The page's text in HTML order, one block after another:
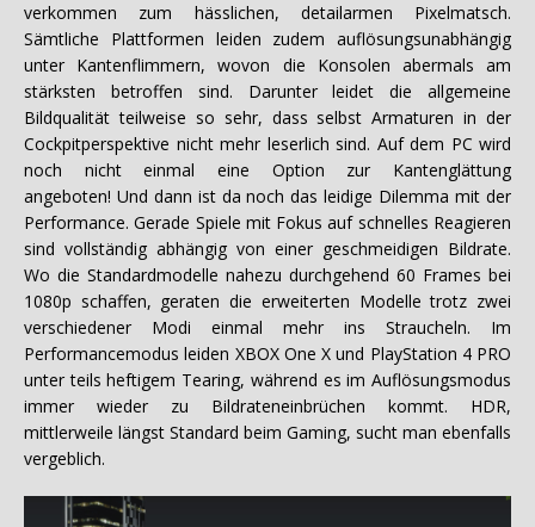
verkommen zum hässlichen, detailarmen Pixelmatsch.
Sämtliche Plattformen leiden zudem auflösungsunabhängig
unter Kantenflimmern, wovon die Konsolen abermals am
stärksten betroffen sind. Darunter leidet die allgemeine
Bildqualität teilweise so sehr, dass selbst Armaturen in der
Cockpitperspektive nicht mehr leserlich sind. Auf dem PC wird
noch nicht einmal eine Option zur Kantenglättung
angeboten! Und dann ist da noch das leidige Dilemma mit der
Performance. Gerade Spiele mit Fokus auf schnelles Reagieren
sind vollständig abhängig von einer geschmeidigen Bildrate.
Wo die Standardmodelle nahezu durchgehend 60 Frames bei
1080p schaffen, geraten die erweiterten Modelle trotz zwei
verschiedener Modi einmal mehr ins Straucheln. Im
Performancemodus leiden XBOX One X und PlayStation 4 PRO
unter teils heftigem Tearing, während es im Auflösungsmodus
immer wieder zu Bildrateneinbrüchen kommt. HDR,
mittlerweile längst Standard beim Gaming, sucht man ebenfalls
vergeblich.